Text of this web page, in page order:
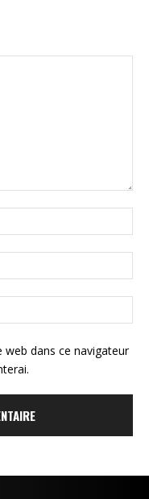
dans ce navigateur